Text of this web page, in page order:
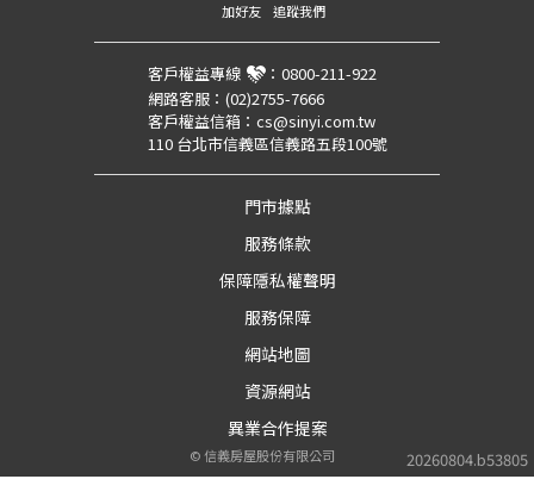
20260804.b53805
加好友 追蹤我們
客戶權益專線 ： 0800-211-922
網路客服： (02)2755-7666
客戶權益信箱： cs@sinyi.com.tw
110 台北市信義區信義路五段100號
門市據點
服務條款
保障隱私權聲明
服務保障
網站地圖
資源網站
異業合作提案
©信義房屋股份有限公司